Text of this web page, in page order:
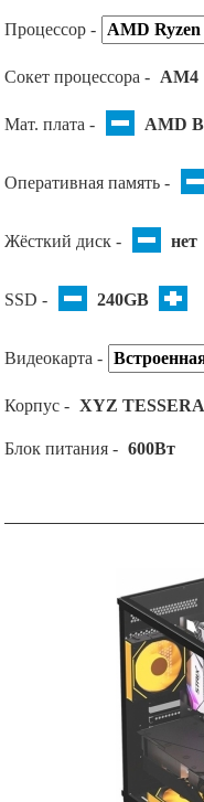
Процессор -
Сокет процессора - AM4
Мат. плата - AMD
Оперативная память -
Жёсткий диск - нет
SSD - 240GB
Видеокарта -
Корпус - XYZ
Блок питания - 600Вт